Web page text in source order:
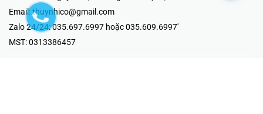
Email: thuynhico@gmail.com
Zalo 24/24:035.697.6997 hoặc 035.609.6997'
MST:0313386457